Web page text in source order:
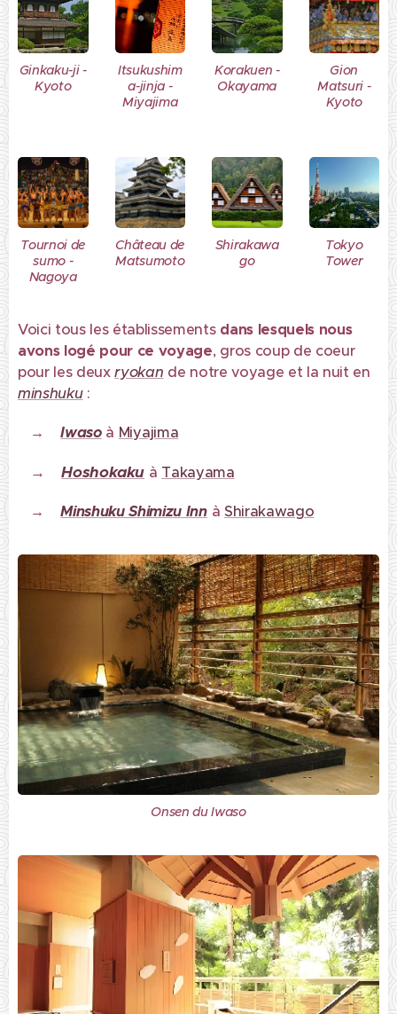
Ginkaku-ji -
Kyoto
Itsukushim
a-jinja -
Miyajima
Korakuen -
Okayama
Gion
Matsuri -
Kyoto
Tournoi de
sumo -
Nagoya
Château de
Matsumoto
Shirakawa
go
Tokyo
Tower
Voici tous les établissementsdans lesquels nous
avons logé pour ce voyage, gros coup de coeur
pour les deuxryokan de notre voyage et la nuit en
minshuku:
→Iwaso à Miyajima
→Hoshokaku à Takayama
→Minshuku Shimizu Inn à Shirakawago
Onsen du Iwaso